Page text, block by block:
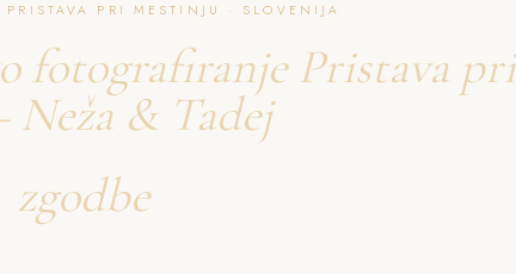
PRISTAVA PRI MESTINJU · SLOVENIJA
fotografiranje Pristava pri
& Tadej
zgodbe
nosečnic Pristava pri